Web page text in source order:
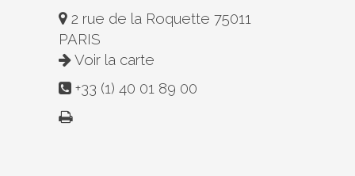
2 rue de la Roquette 75011
PARIS
Voir la carte
+33 (1) 40 01 89 00